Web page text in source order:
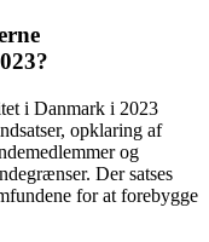
i Danmark i 2023
opklaring af
og
Der satses
for at forebygge